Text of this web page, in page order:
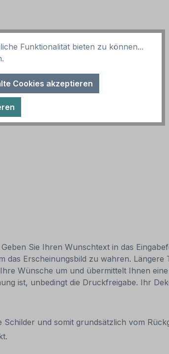
Sie Ihren Wunschtext in das
Erscheinungsbild zu wahren. Längere
Wünsche um und übermittelt Ihnen
ist, unbedingt die Druckfreigabe. Ihr
und somit grundsätzlich vom
Funktionalität bieten zu können...
.
Cookies akzeptieren